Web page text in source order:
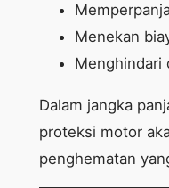
Menekan
Menghindari
Dalam jangka
proteksi motor
penghematan